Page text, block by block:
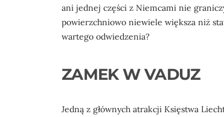
ani jednej części z Niemcami nie
powierzchniowo niewiele większa niż
wartego odwiedzenia?
ZAMEK W VADUZ
Jedną z głównych atrakcji Księstwa